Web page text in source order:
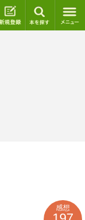
ログイン 新規登録
感想